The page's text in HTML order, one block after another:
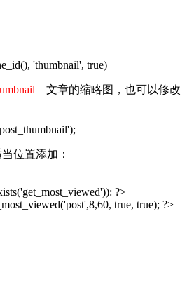
'thumbnail', true)
文章的缩略图，也可以修改
位置添加：
?>
true, true); ?>